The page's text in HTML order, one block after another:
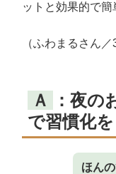
ットと効果的で簡
（ふわまるさん／
Ａ
：夜
で習慣化を
ほん